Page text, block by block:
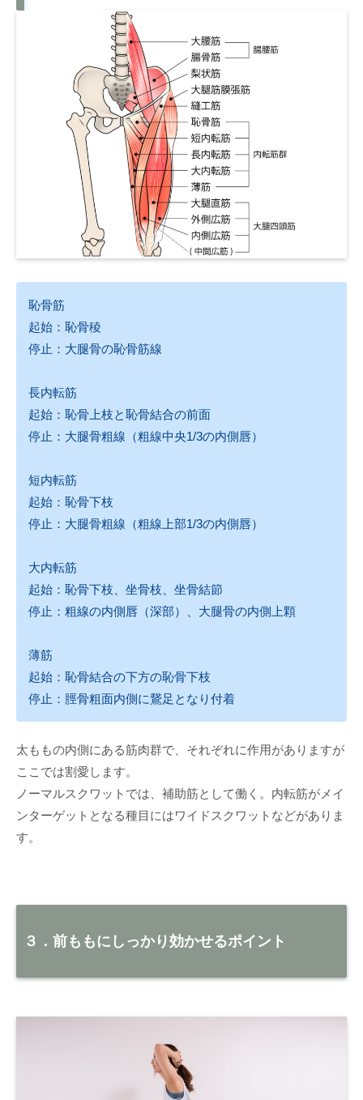
恥骨筋
起始：恥骨稜
停止：大腿骨の恥骨筋線
長内転筋
起始：恥骨上枝と恥骨結合の前面
停止：大腿骨粗線（粗線中央1/3の内側唇）
短内転筋
起始：恥骨下枝
停止：大腿骨粗線（粗線上部1/3の内側唇）
大内転筋
起始：恥骨下枝、坐骨枝、坐骨結節
停止：粗線の内側唇（深部）、大腿骨の内側上顆
薄筋
起始：恥骨結合の下方の恥骨下枝
停止：脛骨粗面内側に鵞足となり付着
太ももの内側にある筋肉群で、それぞれに作用がありますが
ここでは割愛します。
ノーマルスクワットでは、補助筋として働く。内転筋がメイ
ンターゲットとなる種目にはワイドスクワットなどがありま
す。
３．前ももにしっかり効かせるポイント